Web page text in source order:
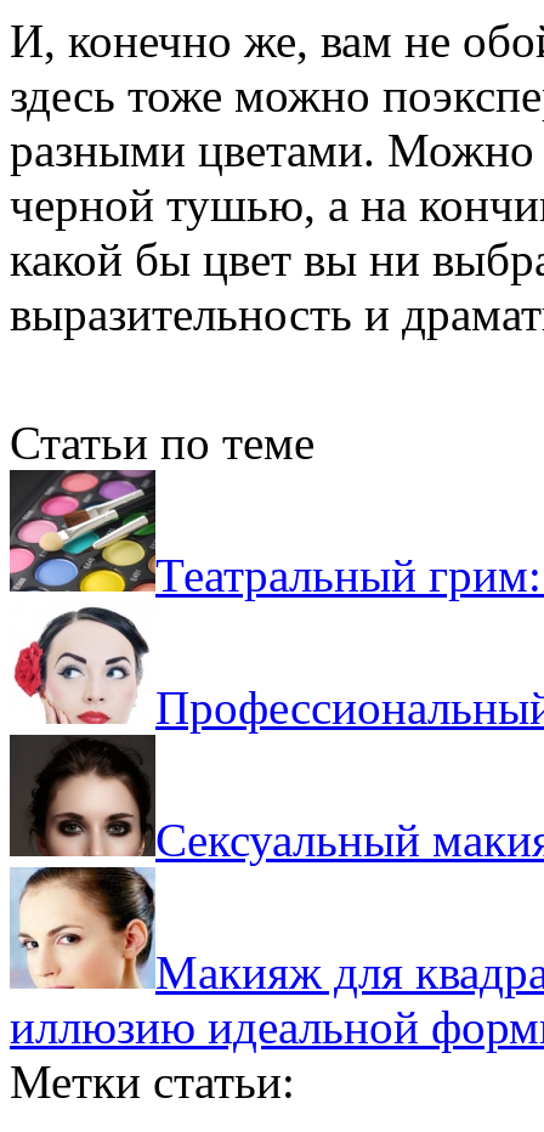
И, конечно же, вам не
здесь тоже можно
разными цветами.
черной тушью, а на
какой бы цвет вы ни
выразительность и
Статьи по теме
Театральный
Сексуальный
Макияж для
иллюзию идеальной
Метки статьи: